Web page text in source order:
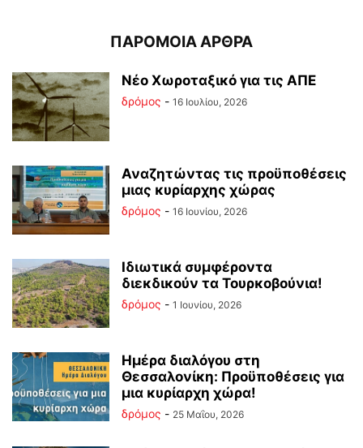
ΠΑΡΟΜΟΙΑ ΑΡΘΡΑ
Νέο Χωροταξικό για τις ΑΠΕ
δρόμος - 16 Ιουλίου, 2026
Αναζητώντας τις προϋποθέσεις
μιας κυρίαρχης χώρας
δρόμος - 16 Ιουνίου, 2026
Ιδιωτικά συμφέροντα
διεκδικούν τα Τουρκοβούνια!
δρόμος - 1 Ιουνίου, 2026
Ημέρα διαλόγου στη
Θεσσαλονίκη: Προϋποθέσεις για
μια κυρίαρχη χώρα!
δρόμος - 25 Μαΐου, 2026